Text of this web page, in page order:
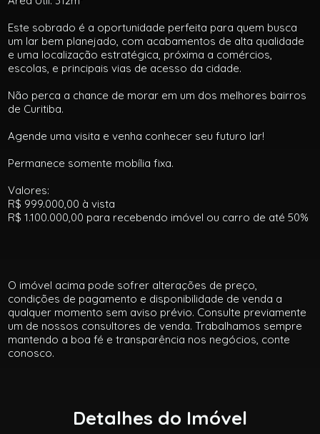
Este sobrado é a oportunidade perfeita para quem busca
um lar bem planejado, com acabamentos de alta qualidade
e uma localização estratégica, próxima a comércios,
escolas, e principais vias de acesso da cidade.
Não perca a chance de morar em um dos melhores bairros
de Curitiba.
Agende uma visita e venha conhecer seu futuro lar!
Permanece somente mobília fixa.
Valores:
R$ 999.000,00 à vista
R$ 1.100.000,00 para recebendo imóvel ou carro de até 50%
O imóvel acima pode sofrer alterações de preço,
condições de pagamento e disponibilidade de venda a
qualquer momento sem aviso prévio. Consulte previamente
um de nossos consultores de venda. Trabalhamos sempre
mantendo a boa fé e transparência nos negócios, conte
conosco.
Detalhes do Imóvel